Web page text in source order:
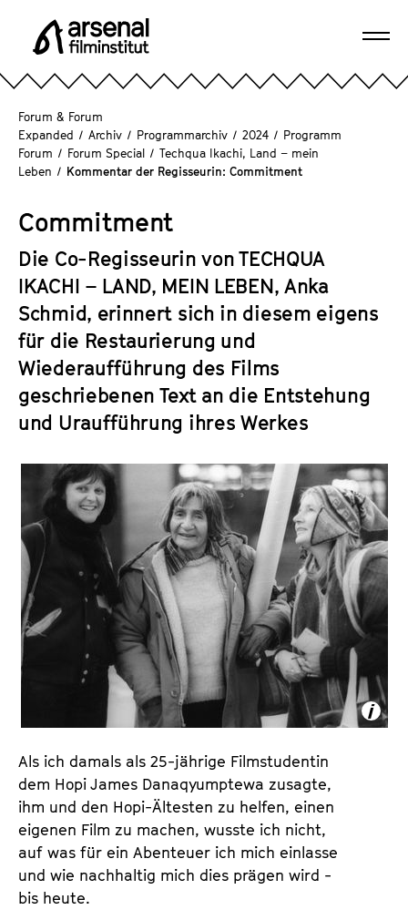
e r
s
e
n
a
F
i
l
m
i
n
s
i
t
V
Forum & Forum
Expanded / Archiv / Programmarchiv / 2024 / Programm
Forum / Forum Special / Techqua Ikachi, Land – mein
Leben / Kommentar der Regisseurin: Commitment
Commitment
Die Co-Regisseurin vonTECHQUA
IKACHI – LAND, MEIN LEBEN, Anka
Schmid, erinnert sich in diesem eigens
für die Restaurierung und
Wiederaufführung des Films
geschriebenen Text an die Entstehung
und Uraufführung ihres Werkes
Als ich damals als 25-jährige Filmstudentin
dem Hopi James Danaqyumptewa zusagte,
ihm und den Hopi-Ältesten zu helfen, einen
eigenen Film zu machen, wusste ich nicht,
auf was für ein Abenteuer ich mich einlasse
und wie nachhaltig mich dies prägen wird -
bis heute.